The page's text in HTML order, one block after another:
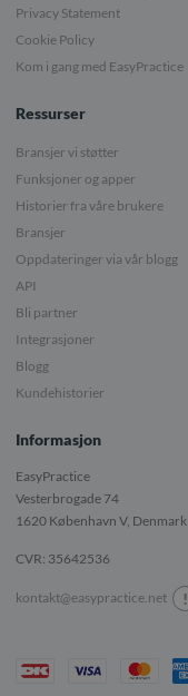
Privacy Statement
Cookie Policy
Kom i gang med EasyPractice
Ressurser
Bransjer vi støtter
Funksjoner og apper
Historier fra våre brukere
Bransjer
Oppdateringer via vår blogg
API
Bli partner
Integrasjoner
Blogg
Kundehistorier
Informasjon
EasyPractice
Vesterbrogade 74
1620 København V, Denmark
CVR: 35642536
kontakt@easypractice.net !